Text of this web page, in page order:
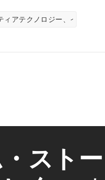
ィアテクノロジー、イノベー
スト